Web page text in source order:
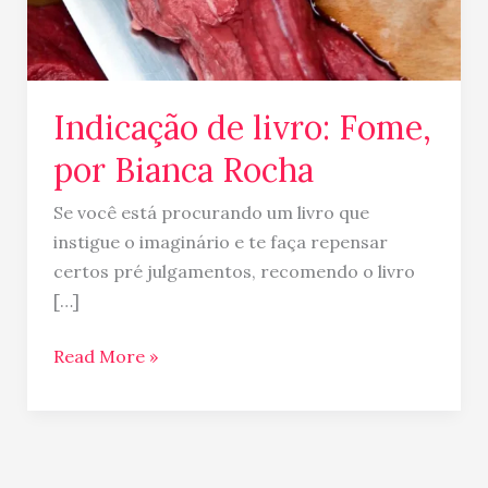
Indicação de livro: Fome,
por Bianca Rocha
Se você está procurando um livro que
instigue o imaginário e te faça repensar
certos pré julgamentos, recomendo o livro
[…]
Read More »